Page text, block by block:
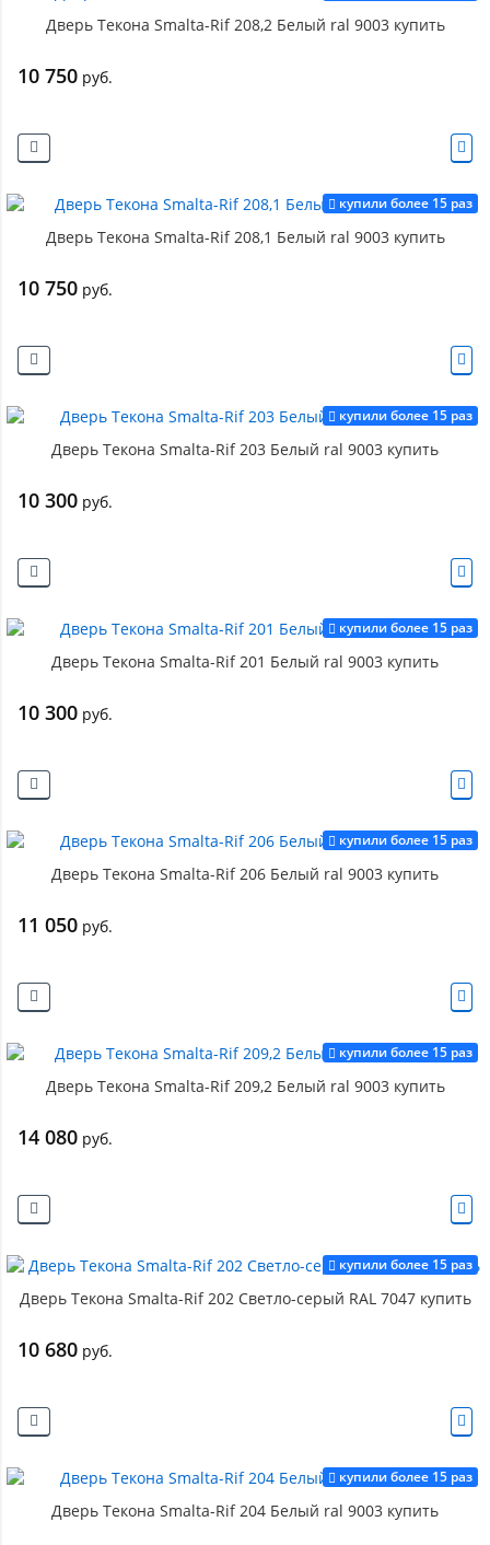
Дверь Текона Smalta-Rif 208,2 Белый ral 9003 купить
10 750 руб.
купили более 15 раз
Дверь Текона Smalta-Rif 208,1 Белый ral 9003 купить
10 750 руб.
купили более 15 раз
Дверь Текона Smalta-Rif 203 Белый ral 9003 купить
10 300 руб.
купили более 15 раз
Дверь Текона Smalta-Rif 201 Белый ral 9003 купить
10 300 руб.
купили более 15 раз
Дверь Текона Smalta-Rif 206 Белый ral 9003 купить
11 050 руб.
купили более 15 раз
Дверь Текона Smalta-Rif 209,2 Белый ral 9003 купить
14 080 руб.
купили более 15 раз
Дверь Текона Smalta-Rif 202 Светло-серый RAL 7047 купить
10 680 руб.
купили более 15 раз
Дверь Текона Smalta-Rif 204 Белый ral 9003 купить